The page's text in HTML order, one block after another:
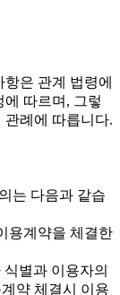
은 관계 법령에
따르며, 그렇
관례에 따릅니다.
는 다음과 같습
용계약을 체결한
별과 이용자의
약 체결시 이용